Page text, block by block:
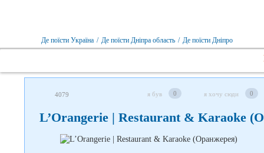
Де поїсти Україна / Де поїсти Дніпра область / Де поїсти Дніпро
4079 я був 0 я хочу сюди 0
L’Orangerie | Restaurant & Karaoke